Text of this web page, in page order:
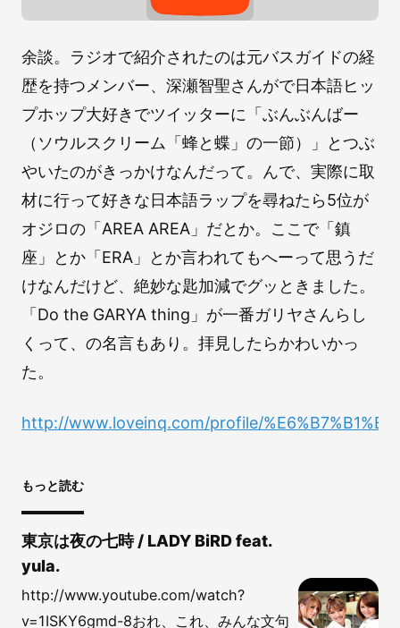
余談。ラジオで紹介されたのは元バスガイドの経
歴を持つメンバー、深瀬智聖さんがで日本語ヒッ
プホップ大好きでツイッターに「ぶんぶんばー
（ソウルスクリーム「蜂と蝶」の一節）」とつぶ
やいたのがきっかけなんだって。んで、実際に取
材に行って好きな日本語ラップを尋ねたら5位が
オジロの「AREA AREA」だとか。ここで「鎮
座」とか「ERA」とか言われてもへーって思うだ
けなんだけど、絶妙な匙加減でグッときました。
「Do the GARYA thing」が一番ガリヤさんらし
くって、の名言もあり。拝見したらかわいかっ
た。
http://www.loveinq.com/profile/
もっと読む
東京は夜の七時 / LADY BiRD feat.
yula.
http://www.youtube.com/watch?
v=1ISKY6gmd-8おれ、これ、みんな文句